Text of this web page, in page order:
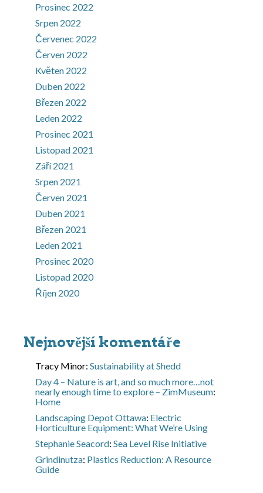
Prosinec 2022
Srpen 2022
Červenec 2022
Červen 2022
Květen 2022
Duben 2022
Březen 2022
Leden 2022
Prosinec 2021
Listopad 2021
Září 2021
Srpen 2021
Červen 2021
Duben 2021
Březen 2021
Leden 2021
Prosinec 2020
Listopad 2020
Říjen 2020
Nejnovější komentáře
Tracy Minor: Sustainability at Shedd
Day 4 – Nature is art, and so much more…not
nearly enough time to explore – ZimMuseum:
Home
Landscaping Depot Ottawa: Electric
Horticulture Equipment: What We’re Using
Stephanie Seacord: Sea Level Rise Initiative
Grindinutza: Plastics Reduction: A Resource
Guide